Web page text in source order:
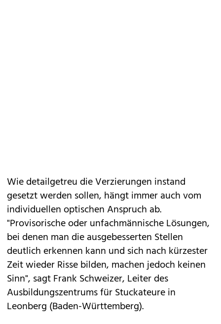
Wie detailgetreu die Verzierungen instand
gesetzt werden sollen, hängt immer auch vom
individuellen optischen Anspruch ab.
"Provisorische oder unfachmännische Lösungen,
bei denen man die ausgebesserten Stellen
deutlich erkennen kann und sich nach kürzester
Zeit wieder Risse bilden, machen jedoch keinen
Sinn", sagt Frank Schweizer, Leiter des
Ausbildungszentrums für Stuckateure in
Leonberg (Baden-Württemberg).